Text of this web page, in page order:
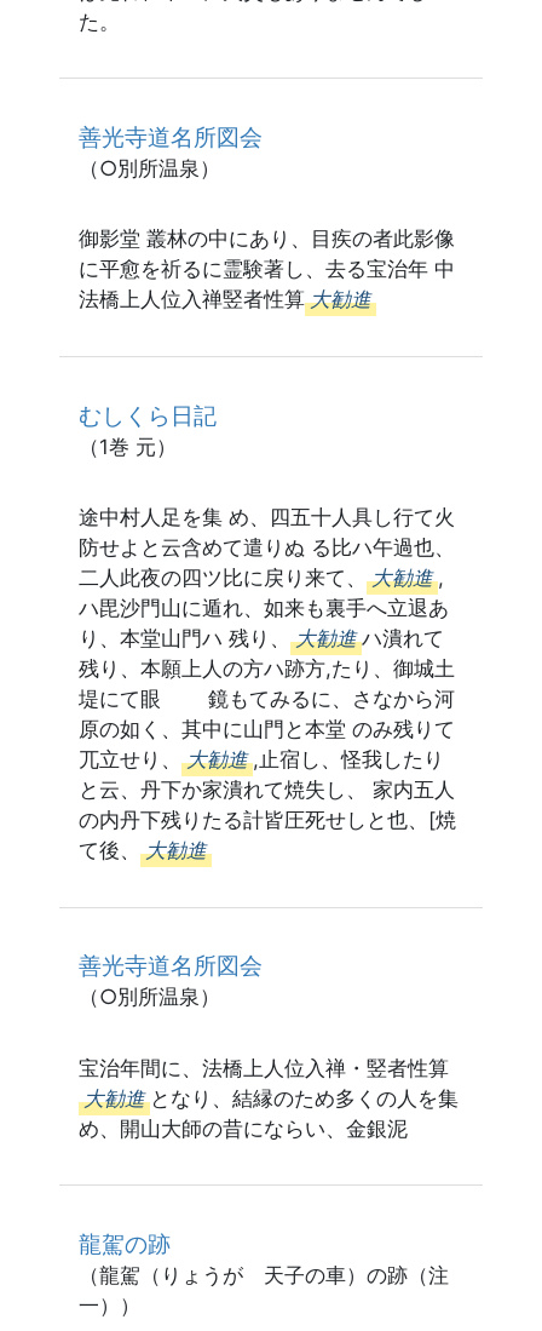
た。
善光寺道名所図会
（○別所温泉）
御影堂 叢林の中にあり、目疾の者此影像
に平愈を祈るに霊験著し、去る宝治年 中
法橋上人位入禅竪者性算 大勧進
むしくら日記
（1巻 元）
途中村人足を集 め、四五十人具し行て火
防せよと云含めて遣りぬ る比ハ午過也、
二人此夜の四ツ比に戻り来て、 大勧進 ,
ハ毘沙門山に遁れ、如来も裏手へ立退あ
り、本堂山門ハ 残り、 大勧進 ハ潰れて
残り、本願上人の方ハ跡方,たり、御城土
堤にて眼 鏡もてみるに、さなから河
原の如く、其中に山門と本堂 のみ残りて
兀立せり、 大勧進 ,止宿し、怪我したり
と云、丹下か家潰れて焼失し、 家内五人
の内丹下残りたる計皆圧死せしと也、[焼
て後、 大勧進
善光寺道名所図会
（○別所温泉）
宝治年間に、法橋上人位入禅・竪者性算
大勧進 となり、結縁のため多くの人を集
め、開山大師の昔にならい、金銀泥
龍駕の跡
（龍駕（りょうが 天子の車）の跡（注
一））